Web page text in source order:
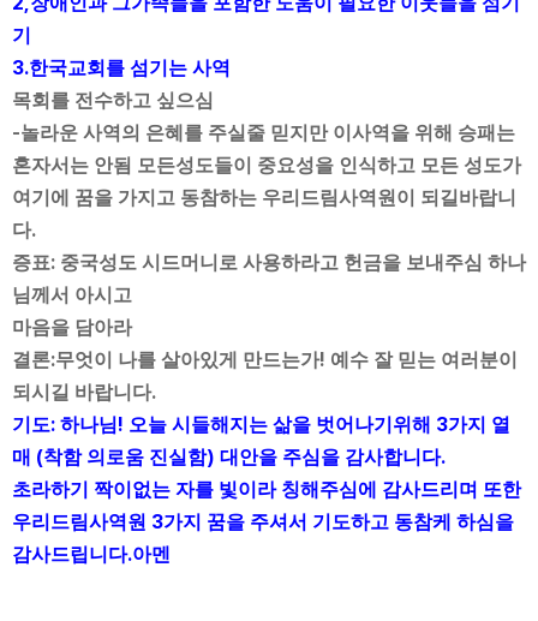
기
3.한국교회를 섬기는 사역
목회를 전수하고 싶으심
-놀라운 사역의 은혜를 주실줄 믿지만 이사역을 위해 승패는
혼자서는 안됨 모든성도들이 중요성을 인식하고 모든 성도가
여기에 꿈을 가지고 동참하는 우리드림사역원이 되길바랍니
다.
증표: 중국성도 시드머니로 사용하라고 헌금을 보내주심 하나
님께서 아시고
마음을 담아라
결론:무엇이 나를 살아있게 만드는가! 예수 잘 믿는 여러분이
되시길 바랍니다.
기도: 하나님! 오늘 시들해지는 삶을 벗어나기위해 3가지 열
매 (착함 의로움 진실함) 대안을 주심을 감사합니다.
초라하기 짝이없는 자를 빛이라 칭해주심에 감사드리며 또한
우리드림사역원 3가지 꿈을 주셔서 기도하고 동참케 하심을
감사드립니다.아멘